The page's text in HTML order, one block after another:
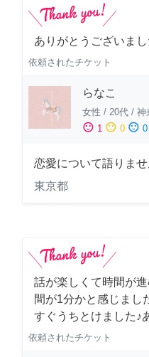
ありがとうございまし
依頼されたチケット
らなこ
女性 / 20代 / 神
sentiment_satisfied 1 sentiment_neutral 0 sentiment_dissatisfied 0
恋愛について語りま
東京都
話が楽しくて時間が
間が1分かと感じまし
すぐうちとけました♪
依頼されたチケット